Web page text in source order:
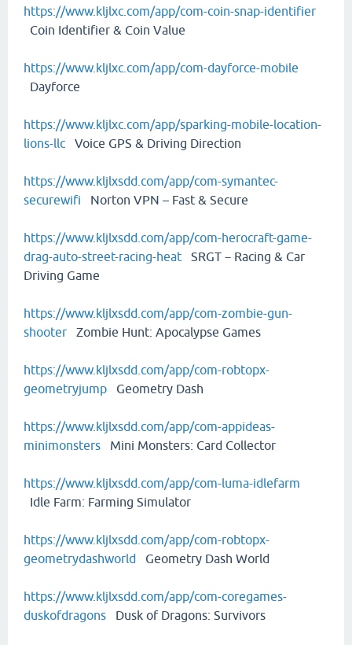
https://www.kljlxc.com/app/com-coin-snap-identifier
Coin Identifier & Coin Value
https://www.kljlxc.com/app/com-dayforce-mobile
Dayforce
https://www.kljlxc.com/app/sparking-mobile-location-
lions-llc Voice GPS & Driving Direction
https://www.kljlxsdd.com/app/com-symantec-
securewifi Norton VPN – Fast & Secure
https://www.kljlxsdd.com/app/com-herocraft-game-
drag-auto-street-racing-heat SRGT－Racing & Car
Driving Game
https://www.kljlxsdd.com/app/com-zombie-gun-
shooter Zombie Hunt: Apocalypse Games
https://www.kljlxsdd.com/app/com-robtopx-
geometryjump Geometry Dash
https://www.kljlxsdd.com/app/com-appideas-
minimonsters Mini Monsters: Card Collector
https://www.kljlxsdd.com/app/com-luma-idlefarm
Idle Farm: Farming Simulator
https://www.kljlxsdd.com/app/com-robtopx-
geometrydashworld Geometry Dash World
https://www.kljlxsdd.com/app/com-coregames-
duskofdragons Dusk of Dragons: Survivors